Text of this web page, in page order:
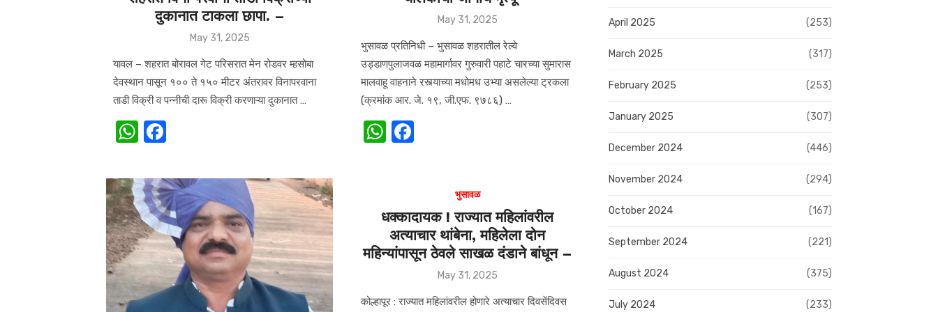
दुकानात टाकला छापा. –
Posted
May 31, 2025
यावल – शहरात बोरावल गेट परिसरात मेन रोडवर म्हसोबा
देवस्थान पासून १०० ते १५० मीटर अंतरावर विनापरवाना
ताडी विक्री व पन्नीची दारू विक्री करणाऱ्या दुकानात …
W
at
s
A
p
p
c
e
b
o
o
k
Posted
May 31, 2025
भुसावळ प्रतिनिधी – भुसावळ शहरातील रेल्वे
उड्डाणपुलाजवळ महामार्गावर गुरुवारी पहाटे चारच्या सुमारास
मालवाहू वाहनाने रस्त्याच्या मधोमध उभ्या असलेल्या ट्रकला
(क्रमांक आर. जे. १९, जी.एफ. ९७८६) …
W
A
p
p
b
o
o
भुसावळ
धक्कादायक ! राज्यात महिलांवरील
अत्याचार थांबेना, महिलेला दोन
महिन्यांपासून ठेवले साखळ दंडाने बांधून –
Posted
May 31, 2025
कोल्हापूर : राज्यात महिलांवरील होणारे अत्याचार दिवसेंदिवस
April 2025 (253)
March 2025 (317)
February 2025 (253)
January 2025 (307)
December 2024 (446)
November 2024 (294)
October 2024 (167)
September 2024 (221)
August 2024 (375)
July 2024 (233)